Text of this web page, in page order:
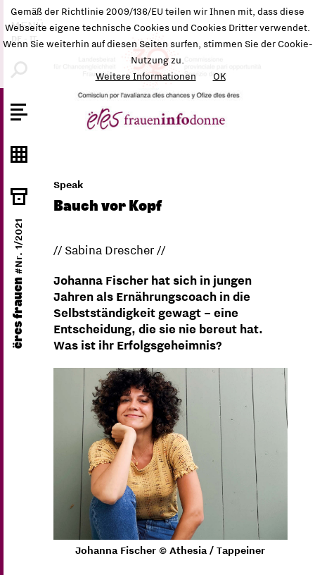
MENÜ
DE - IT
ëres frauen
#Nr. 1/2021
Speak
Bauch vor Kopf
// Sabina Drescher //
Johanna Fischer hat sich in jungen
Jahren als Ernährungscoach in die
Selbstständigkeit gewagt – eine
Entscheidung, die sie nie bereut hat.
Was ist ihr Erfolgsgeheimnis?
Johanna Fischer © Athesia / Tappeiner
Gemäß der Richtlinie 2009/136/EU teilen wir Ihnen mit, dass diese
Webseite eigene technische Cookies und Cookies Dritter verwendet.
Wenn Sie weiterhin auf diesen Seiten surfen, stimmen Sie der Cookie-
Nutzung zu.
Weitere Informationen
OK